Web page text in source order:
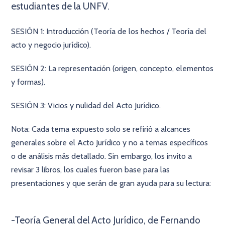
estudiantes de la UNFV.
SESIÓN 1: Introducción (Teoría de los hechos / Teoría del
acto y negocio jurídico).
SESIÓN 2: La representación (origen, concepto, elementos
y formas).
SESIÓN 3: Vicios y nulidad del Acto Jurídico.
Nota: Cada tema expuesto solo se refirió a alcances
generales sobre el Acto Jurídico y no a temas específicos
o de análisis más detallado. Sin embargo, los invito a
revisar 3 libros, los cuales fueron base para las
presentaciones y que serán de gran ayuda para su lectura:
-Teoría General del Acto Jurídico, de Fernando